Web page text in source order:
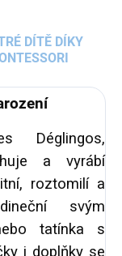
DÍTĚ DÍKY
Déglingos,
a vyrábí
roztomilí a
svým
tatínka s
i doplňky se